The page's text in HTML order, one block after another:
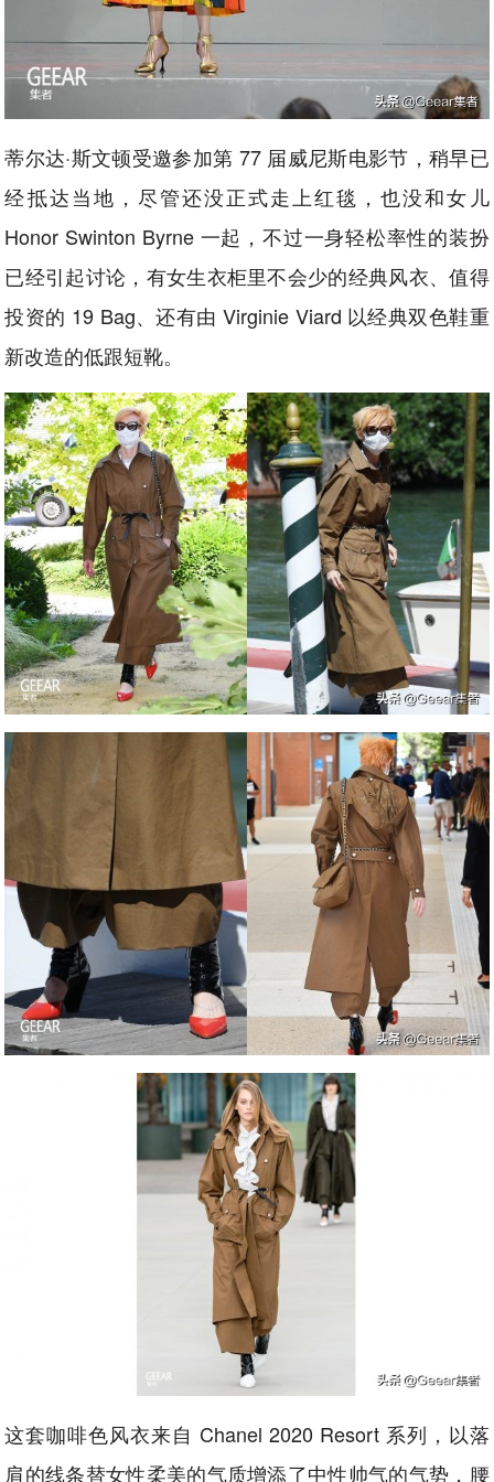
蒂尔达·斯文顿受邀参加第 77 届威尼斯电影节，稍早已
经抵达当地，尽管还没正式走上红毯，也没和女儿
Honor Swinton Byrne 一起，不过一身轻松率性的装扮
已经引起讨论，有女生衣柜里不会少的经典风衣、值得
投资的 19 Bag、还有由 Virginie Viard 以经典双色鞋重
新改造的低跟短靴。
这套咖啡色风衣来自 Chanel 2020 Resort 系列，以落
肩的线条替女性柔美的气质增添了中性帅气的气势，腰